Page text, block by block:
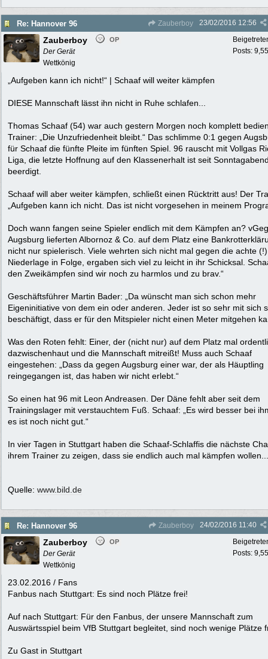
Re: Hannover 96 Zauberboy 23/02/2016 12:56
Posts:
Zauberboy OP
Der Gerät
Wettkönig
„Aufgeben kann ich nicht!“ | Schaaf will weiter kämpfen
DIESE Mannschaft lässt ihn nicht in Ruhe schlafen...
Thomas Schaaf (54) war auch gestern Morgen noch komplett
Trainer: „Die Unzufriedenheit bleibt.“ Das schlimme 0:1 gegen
für Schaaf die fünfte Pleite im fünften Spiel. 96 rauscht mit Vollgas
Liga, die letzte Hoffnung auf den Klassenerhalt ist seit
beerdigt.
Schaaf will aber weiter kämpfen, schließt einen Rücktritt aus! Der
„Aufgeben kann ich nicht. Das ist nicht vorgesehen in meinem
Doch wann fangen seine Spieler endlich mit dem Kämpfen an?
Augsburg lieferten Albornoz & Co. auf dem Platz eine
nicht nur spielerisch. Viele wehrten sich nicht mal gegen die achte (!)
Niederlage in Folge, ergaben sich viel zu leicht in ihr Schicksal.
den Zweikämpfen sind wir noch zu harmlos und zu brav.“
Geschäftsführer Martin Bader: „Da wünscht man sich schon mehr
Eigeninitiative von dem ein oder anderen. Jeder ist so sehr mit sich
beschäftigt, dass er für den Mitspieler nicht einen Meter mitgehen
Was den Roten fehlt: Einer, der (nicht nur) auf dem Platz mal
dazwischenhaut und die Mannschaft mitreißt! Muss auch Schaaf
eingestehen: „Dass da gegen Augsburg einer war, der als Häuptling
reingegangen ist, das haben wir nicht erlebt.“
So einen hat 96 mit Leon Andreasen. Der Däne fehlt aber seit dem
Trainingslager mit verstauchtem Fuß. Schaaf: „Es wird besser bei
es ist noch nicht gut.“
In vier Tagen in Stuttgart haben die Schaaf-Schlaffis die nächste
ihrem Trainer zu zeigen, dass sie endlich auch mal kämpfen wollen...
Quelle: www.bild.de
Re: Hannover 96 Zauberboy 24/02/2016 11:40
Posts:
Zauberboy OP
Der Gerät
Wettkönig
23.02.2016 / Fans
Fanbus nach Stuttgart: Es sind noch Plätze frei!
Auf nach Stuttgart: Für den Fanbus, der unsere Mannschaft zum
Auswärtsspiel beim VfB Stuttgart begleitet, sind noch wenige Plätze
Zu Gast in Stuttgart